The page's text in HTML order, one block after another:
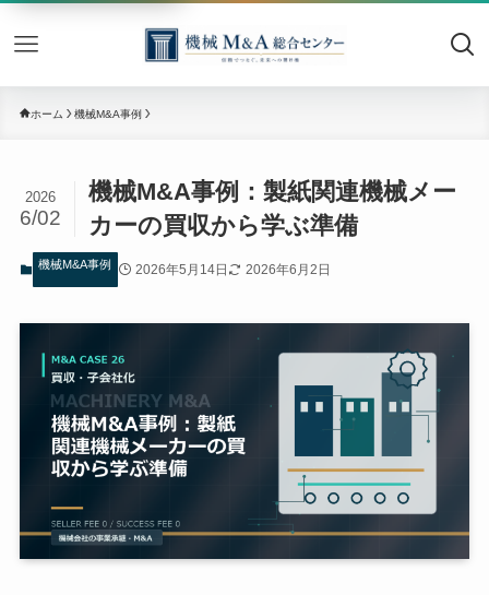
機械
ホーム 機械M&A事例
機械M&A事例：製紙関連機械メー
カーの買収から学ぶ準備
2026
6/02
機械M&A事例 2026年5月14日 2026年6月2日